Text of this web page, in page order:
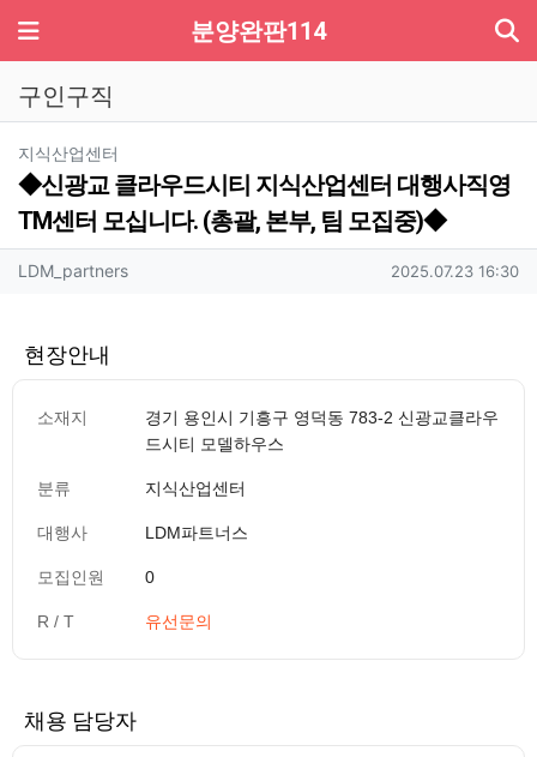
메뉴 분양완판114
구인구직
지식산업센터
◆신광교 클라우드시티 지식산업센터 대행사직영
TM센터 모십니다. (총괄, 본부, 팀 모집중)◆
작성자 정보
LDM_partners작성 작성일
2025.07.23 16:30
현장안내
소재지
경기 용인시 기흥구 영덕동 783-2 신광교클라우
드시티 모델하우스
분류 지식산업센터
대행사 LDM파트너스
모집인원 0
R / T 유선문의
채용 담당자